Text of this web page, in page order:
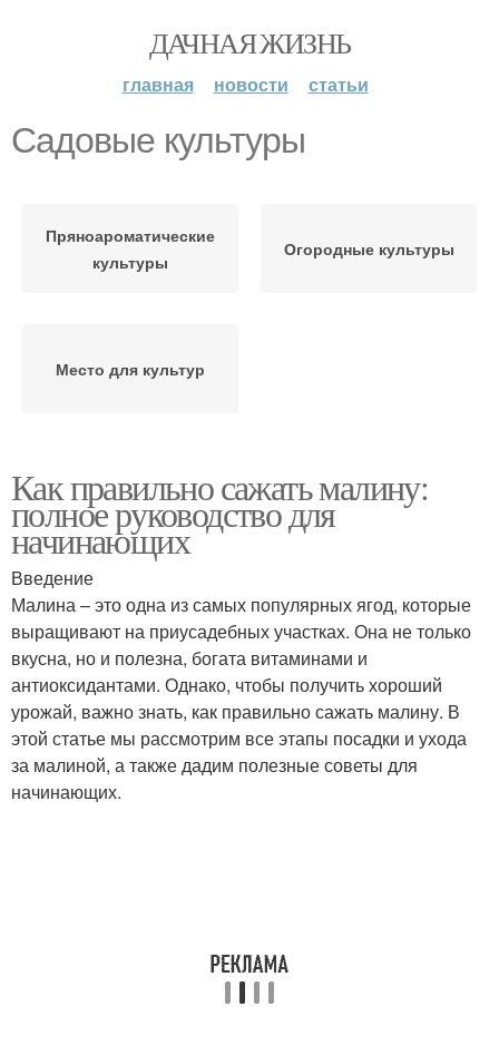
ДАЧНАЯ ЖИЗНЬ
главная новости статьи
Садовые культуры
Пряноароматические
культуры
Огородные культуры
Место для культур
Как правильно сажать малину:
полное руководство для
начинающих
Введение
Малина – это одна из самых популярных ягод, которые
выращивают на приусадебных участках. Она не только
вкусна, но и полезна, богата витаминами и
антиоксидантами. Однако, чтобы получить хороший
урожай, важно знать, как правильно сажать малину. В
этой статье мы рассмотрим все этапы посадки и ухода
за малиной, а также дадим полезные советы для
начинающих.